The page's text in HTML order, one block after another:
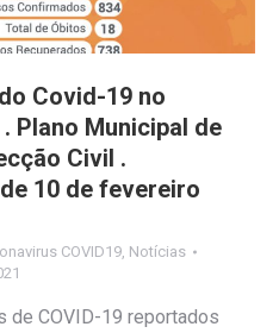
Covid-19 no
Plano Municipal de
Civil .
10 de fevereiro
COVID19 Notícias
COVID-19 reportados